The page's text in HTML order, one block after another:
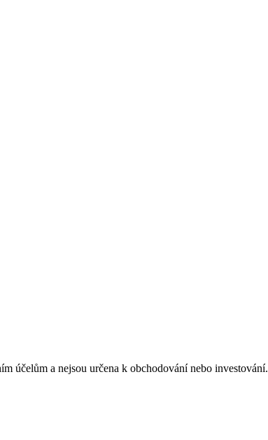
účelům a nejsou určena k obchodování nebo investování.